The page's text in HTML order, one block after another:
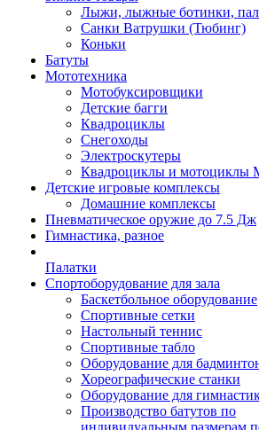
Лыжи, лыжные ботинки,
Санки Ватрушки (Тюбинг)
Коньки
Батуты
Мототехника
Мотобуксировщики
Детские багги
Квадроциклы
Снегоходы
Электроскутеры
Квадроциклы и мотоциклы
Детские игровые комплексы
Домашние комплексы
Пневматическое оружие до 7.5 Дж
Гимнастика, разное
Палатки
Спортоборудование для зала
Баскетбольное оборудование
Спортивные сетки
Настольный теннис
Спортивные табло
Оборудование для
Хореографические станки
Оборудование для
Производство батутов по
индивидуальным размерам